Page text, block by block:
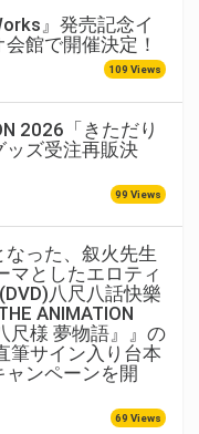
』発売記念イ
館で開催決定！
109 Views
2026「きただり
ッズ受注再販決
99 Views
った、叙火先生
マとしたエロティ
八尺八話快樂
ANIMATION
尺様 夢物語』』の
筆サイン入り台本
ャンペーンを開
69 Views